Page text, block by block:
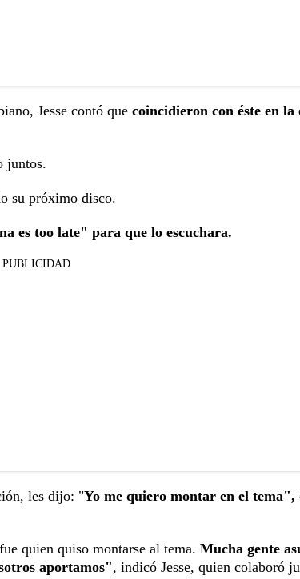
Jesse contó que coincidieron con éste en la
juntos.
su próximo disco.
es too late" para que lo escuchara.
PUBLICIDAD
les dijo: "Yo me quiero montar en el tema",
quien quiso montarse al tema. Mucha gente
aportamos", indicó Jesse, quien colaboró